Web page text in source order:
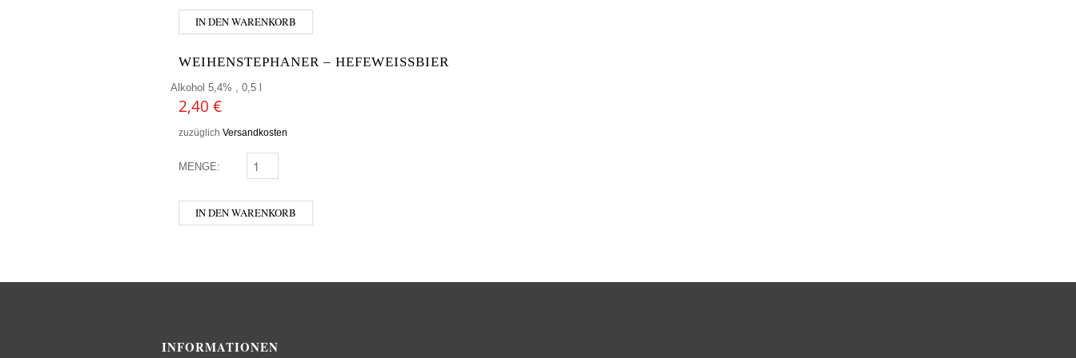
IN DEN WARENKORB
WEIHENSTEPHANER – HEFEWEISSBIER
Alkohol 5,4% , 0,5 l
2,40 €
zuzüglich Versandkosten
MENGE: WEIHENSTEPHANER - HEFEWEISSBIER MENGE
IN DEN WARENKORB
INFORMATIONEN